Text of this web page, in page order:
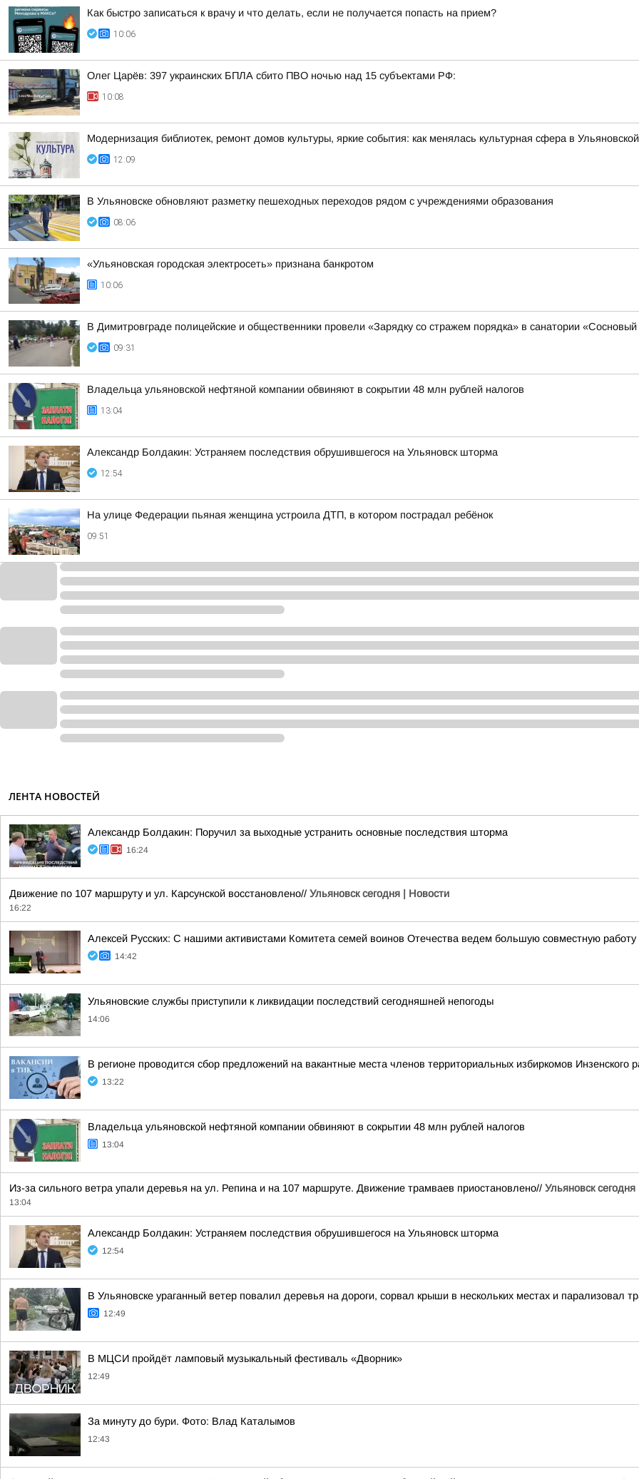
Как быстро записаться к врачу и что делать, если не получается попасть на прием?
10:06
Олег Царёв: 397 украинских БПЛА сбито ПВО ночью над 15 субъектами РФ:
10:08
Модернизация библиотек, ремонт домов культуры, яркие события: как менялась культурная сфера в
12:09
В Ульяновске обновляют разметку пешеходных переходов рядом с учреждениями образования
08:06
«Ульяновская городская электросеть» признана банкротом
10:06
В Димитровграде полицейские и общественники провели «Зарядку со стражем порядка» в санатории
09:31
Владельца ульяновской нефтяной компании обвиняют в сокрытии 48 млн рублей налогов
13:04
Александр Болдакин: Устраняем последствия обрушившегося на Ульяновск шторма
12:54
На улице Федерации пьяная женщина устроила ДТП, в котором пострадал ребёнок
09:51
ЛЕНТА НОВОСТЕЙ
Александр Болдакин: Поручил за выходные устранить основные последствия шторма
16:24
Движение по 107 маршруту и ул. Карсунской восстановлено// Ульяновск сегодня | Новости
16:22
Алексей Русских: С нашими активистами Комитета семей воинов Отечества ведем большую совместную
14:42
Ульяновские службы приступили к ликвидации последствий сегодняшней непогоды
14:06
В регионе проводится сбор предложений на вакантные места членов территориальных избиркомов Инзенского
13:22
Владельца ульяновской нефтяной компании обвиняют в сокрытии 48 млн рублей налогов
13:04
Из-за сильного ветра упали деревья на ул. Репина и на 107 маршруте. Движение трамваев приостановлено// Ульяновск
13:04
Александр Болдакин: Устраняем последствия обрушившегося на Ульяновск шторма
12:54
В Ульяновске ураганный ветер повалил деревья на дороги, сорвал крыши в нескольких местах и парализовал
12:49
В МЦСИ пройдёт ламповый музыкальный фестиваль «Дворник»
12:49
За минуту до бури. Фото: Влад Каталымов
12:43